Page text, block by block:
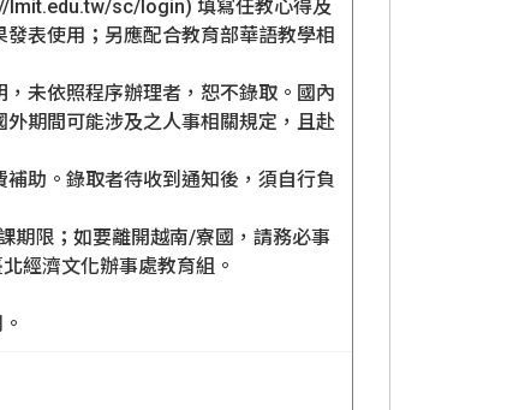
lmit.edu.tw/sc/login) 填寫任教心得及
表使用；另應配合教育部華語教學相
未依照程序辦理者，恕不錄取。國內
期間可能涉及之人事相關規定，且赴
助。錄取者待收到通知後，須自行負
期限；如要離開越南/寮國，請務必事
經濟文化辦事處教育組。